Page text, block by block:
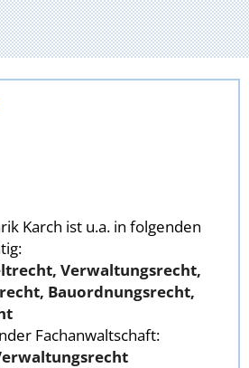
Karch ist u.a. in folgenden
Verwaltungsrecht,
Bauordnungsrecht,
Fachanwaltschaft: